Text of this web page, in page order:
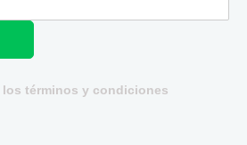
los términos y condiciones